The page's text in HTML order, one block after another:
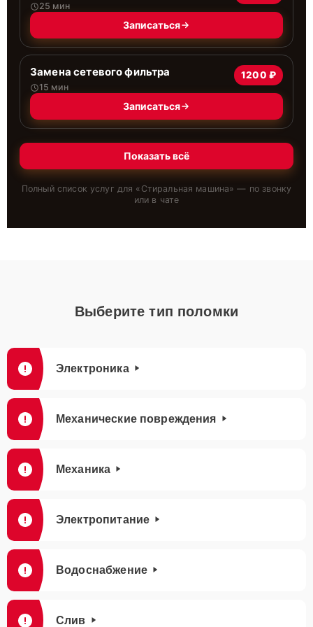
25 мин
Записаться
Замена сетевого фильтра
15 мин
1200 ₽
Записаться
Показать всё
Полный список услуг для « Стиральная машина» — по звонку
или в чате
Выберите тип поломки
Электроника
Механические повреждения
Механика
Электропитание
Водоснабжение
Слив